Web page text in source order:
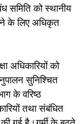
समिति को स्थानीय
के लिए अधिकृत
अधिकारियों को
सुनिश्चित
के वरिष्ठ
तथा संबंधित